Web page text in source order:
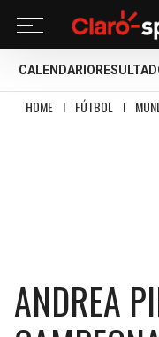
CALENDARIO
HOME I FÚTBOL I
ANDREA